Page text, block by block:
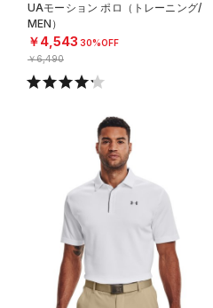
UAモーション ポロ（トレーニング/
MEN）
￥4,543 30%OFF
￥6,490